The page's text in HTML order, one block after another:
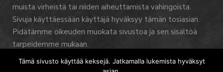
muista virheistä tai niiden aiheuttamista vahingoista.
Sivuja käyttäessään käyttäjä hyväksyy tämän tosiasian.
Pidätämme oikeuden muokata sivustoa ja sen sisältöä
tarpeidemme mukaan.
Tämä sivusto käyttää keksejä. Jatkamalla lukemista hyväksyt